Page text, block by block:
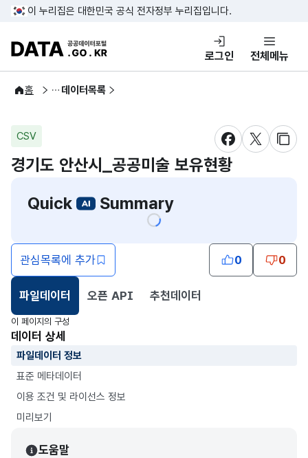
콘텐츠 바로가기
푸터 바로가기
이 누리집은 대한민국 공식 전자정부 누리집입니다.
DATA.GO.KR 공공데이터포털
로그인 전체메뉴
홈
공공데이터 데이터목록
CSV
새창 열림새창 열림
새창
경기도 안산시_공공미술 보유현황
Quick
Summary
관심목록에 추가 0 0
파일데이터
선택됨
오픈 API 추천데이터
이 페이지의 구성
데이터 상세
파일데이터 정보
표준 메타데이터
이용 조건 및 라이선스 정보
미리보기
도움말